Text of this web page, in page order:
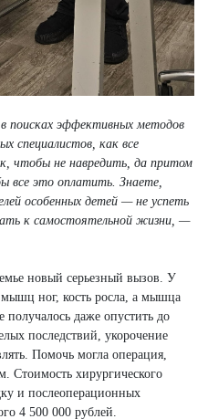
поисках эффективных методов
специалистов, как все
чтобы не навредить, да притом
все это оплатить. Знаете,
особенных детей — не успеть
к самостоятельной жизни, —
новый серьезный вызов. У
мышц ног, кость росла, а мышца
даже опустить до
последствий, укорочение
Помочь могла операция,
Стоимость хирургического
и послеоперационных
4 500 000 рублей.